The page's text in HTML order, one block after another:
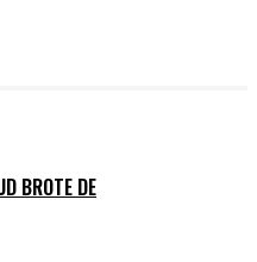
BROTE DE